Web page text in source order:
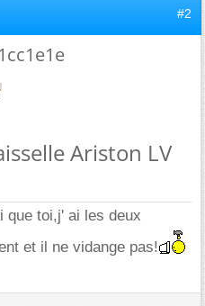
#2
Ariston LV
que toi,j' ai les deux
et il ne vidange pas!